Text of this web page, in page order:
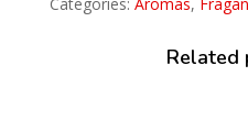
Categories: Aromas,
Related